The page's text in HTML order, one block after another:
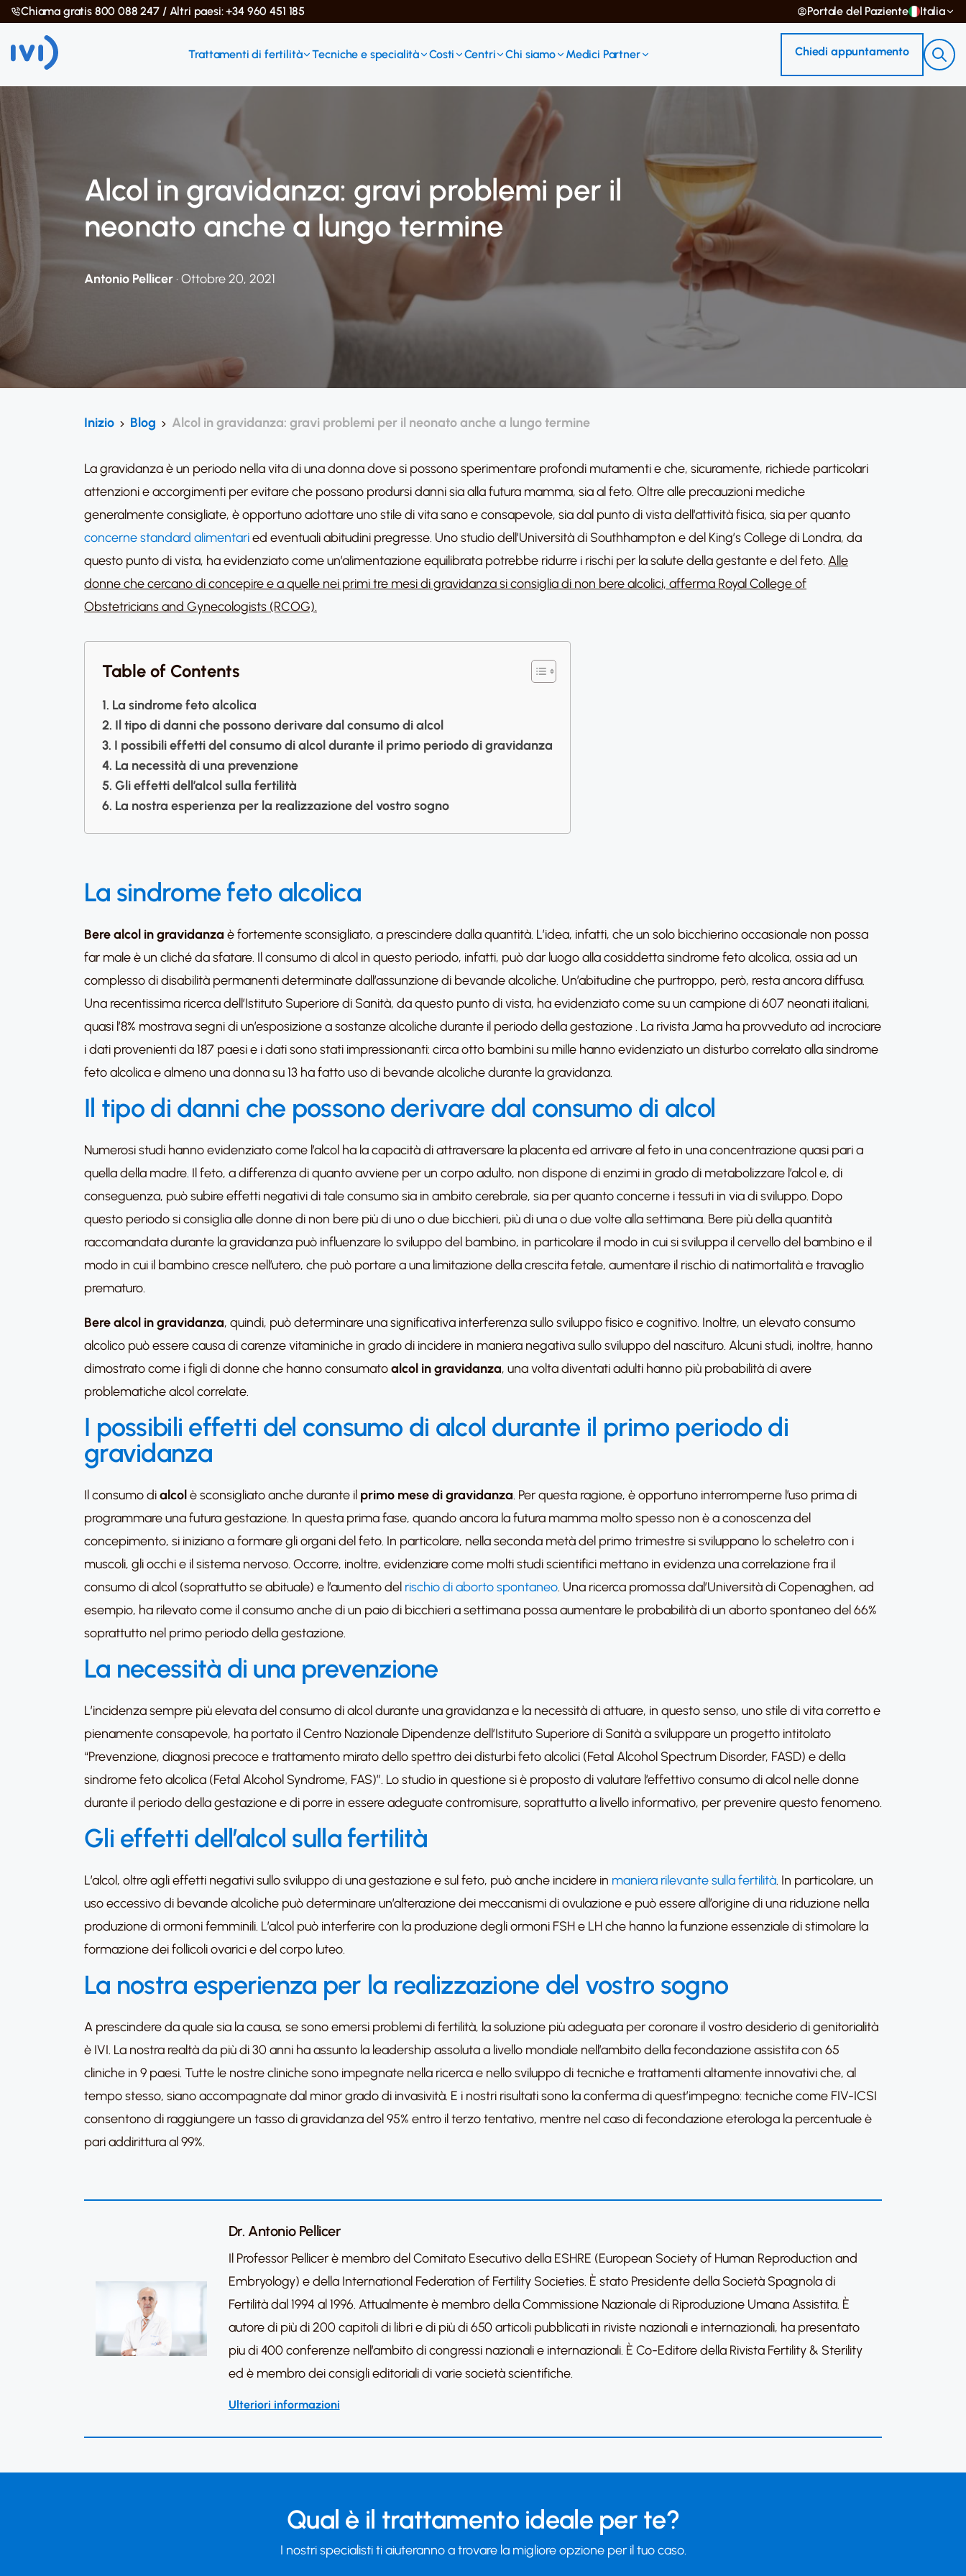
Chiama gratis 800 088 247 / Altri paesi: +34 960 451 185 Portale del Paziente Italia
Trattamenti di fertilità Tecniche e specialità Costi Centri Chi siamo Medici Partner Chiedi appuntamento
Alcol in gravidanza: gravi problemi per il
neonato anche a lungo termine
Antonio Pellicer· Ottobre 20, 2021
Inizio Blog Alcol in gravidanza: gravi problemi per il neonato anche a lungo termine
La gravidanza è un periodo nella vita di una donna dove si possono sperimentare profondi mutamenti e che, sicuramente, richiede particolari
attenzioni e accorgimenti per evitare che possano prodursi danni sia alla futura mamma, sia al feto. Oltre alle precauzioni mediche
generalmente consigliate, è opportuno adottare uno stile di vita sano e consapevole, sia dal punto di vista dell’attività fisica, sia per quanto
concerne standard alimentaried eventuali abitudini pregresse. Uno studio dell’Università di Southhampton e del King’s College di Londra, da
questo punto di vista, ha evidenziato come un’alimentazione equilibrata potrebbe ridurre i rischi per la salute della gestante e del feto. Alle
donne che cercano di concepire e a quelle nei primi tre mesi di gravidanza si consiglia di non bere alcolici, afferma Royal College of
Obstetricians and Gynecologists (RCOG).
Table of Contents
La sindrome feto alcolica
Il tipo di danni che possono derivare dal consumo di alcol
I possibili effetti del consumo di alcol durante il primo periodo di gravidanza
La necessità di una prevenzione
Gli effetti dell’alcol sulla fertilità
La nostra esperienza per la realizzazione del vostro sogno
La sindrome feto alcolica
Bere alcol in gravidanza è fortemente sconsigliato, a prescindere dalla quantità. L’idea, infatti, che un solo bicchierino occasionale non possa
far male è un cliché da sfatare. Il consumo di alcol in questo periodo, infatti, può dar luogo alla cosiddetta sindrome feto alcolica, ossia ad un
complesso di disabilità permanenti determinate dall’assunzione di bevande alcoliche. Un’abitudine che purtroppo, però, resta ancora diffusa.
Una recentissima ricerca dell’Istituto Superiore di Sanità, da questo punto di vista, ha evidenziato come su un campione di 607 neonati italiani,
quasi l’8% mostrava segni di un’esposizione a sostanze alcoliche durante il periodo della gestazione . La rivista Jama ha provveduto ad incrociare
i dati provenienti da 187 paesi e i dati sono stati impressionanti: circa otto bambini su mille hanno evidenziato un disturbo correlato alla sindrome
feto alcolica e almeno una donna su 13 ha fatto uso di bevande alcoliche durante la gravidanza.
Il tipo di danni che possono derivare dal consumo di alcol
Numerosi studi hanno evidenziato come l’alcol ha la capacità di attraversare la placenta ed arrivare al feto in una concentrazione quasi pari a
quella della madre. Il feto, a differenza di quanto avviene per un corpo adulto, non dispone di enzimi in grado di metabolizzare l’alcol e, di
conseguenza, può subire effetti negativi di tale consumo sia in ambito cerebrale, sia per quanto concerne i tessuti in via di sviluppo. Dopo
questo periodo si consiglia alle donne di non bere più di uno o due bicchieri, più di una o due volte alla settimana. Bere più della quantità
raccomandata durante la gravidanza può influenzare lo sviluppo del bambino, in particolare il modo in cui si sviluppa il cervello del bambino e il
modo in cui il bambino cresce nell’utero, che può portare a una limitazione della crescita fetale, aumentare il rischio di natimortalità e travaglio
prematuro.
Bere alcol in gravidanza, quindi, può determinare una significativa interferenza sullo sviluppo fisico e cognitivo. Inoltre, un elevato consumo
alcolico può essere causa di carenze vitaminiche in grado di incidere in maniera negativa sullo sviluppo del nascituro. Alcuni studi, inoltre, hanno
dimostrato come i figli di donne che hanno consumatoalcol in gravidanza, una volta diventati adulti hanno più probabilità di avere
problematiche alcol correlate.
I possibili effetti del consumo di alcol durante il primo periodo di
gravidanza
Il consumo dialcolè sconsigliato anche durante il primo mese di gravidanza. Per questa ragione, è opportuno interromperne l’uso prima di
programmare una futura gestazione. In questa prima fase, quando ancora la futura mamma molto spesso non è a conoscenza del
concepimento, si iniziano a formare gli organi del feto. In particolare, nella seconda metà del primo trimestre si sviluppano lo scheletro con i
muscoli, gli occhi e il sistema nervoso. Occorre, inoltre, evidenziare come molti studi scientifici mettano in evidenza una correlazione fra il
consumo di alcol (soprattutto se abituale) e l’aumento del rischio di aborto spontaneo. Una ricerca promossa dal’Università di Copenaghen, ad
esempio, ha rilevato come il consumo anche di un paio di bicchieri a settimana possa aumentare le probabilità di un aborto spontaneo del 66%
soprattutto nel primo periodo della gestazione.
La necessità di una prevenzione
L’incidenza sempre più elevata del consumo di alcol durante una gravidanza e la necessità di attuare, in questo senso, uno stile di vita corretto e
pienamente consapevole, ha portato il Centro Nazionale Dipendenze dell’Istituto Superiore di Sanità a sviluppare un progetto intitolato
“Prevenzione, diagnosi precoce e trattamento mirato dello spettro dei disturbi feto alcolici (Fetal Alcohol Spectrum Disorder, FASD) e della
sindrome feto alcolica (Fetal Alcohol Syndrome, FAS)”. Lo studio in questione si è proposto di valutare l’effettivo consumo di alcol nelle donne
durante il periodo della gestazione e di porre in essere adeguate contromisure, soprattutto a livello informativo, per prevenire questo fenomeno.
Gli effetti dell’alcol sulla fertilità
L’alcol, oltre agli effetti negativi sullo sviluppo di una gestazione e sul feto, può anche incidere in maniera rilevante sulla fertilità. In particolare, un
uso eccessivo di bevande alcoliche può determinare un’alterazione dei meccanismi di ovulazione e può essere all’origine di una riduzione nella
produzione di ormoni femminili. L’alcol può interferire con la produzione degli ormoni FSH e LH che hanno la funzione essenziale di stimolare la
formazione dei follicoli ovarici e del corpo luteo.
La nostra esperienza per la realizzazione del vostro sogno
A prescindere da quale sia la causa, se sono emersi problemi di fertilità, la soluzione più adeguata per coronare il vostro desiderio di genitorialità
è IVI. La nostra realtà da più di 30 anni ha assunto la leadership assoluta a livello mondiale nell’ambito della fecondazione assistita con 65
cliniche in 9 paesi. Tutte le nostre cliniche sono impegnate nella ricerca e nello sviluppo di tecniche e trattamenti altamente innovativi che, al
tempo stesso, siano accompagnate dal minor grado di invasività. E i nostri risultati sono la conferma di quest’impegno: tecniche come FIV-ICSI
consentono di raggiungere un tasso di gravidanza del 95% entro il terzo tentativo, mentre nel caso di fecondazione eterologa la percentuale è
pari addirittura al 99%.
Dr. Antonio Pellicer
Il Professor Pellicer è membro del Comitato Esecutivo della ESHRE (European Society of Human Reproduction and
Embryology) e della International Federation of Fertility Societies. È stato Presidente della Società Spagnola di
Fertilità dal 1994 al 1996. Attualmente è membro della Commissione Nazionale di Riproduzione Umana Assistita. È
autore di più di 200 capitoli di libri e di più di 650 articoli pubblicati in riviste nazionali e internazionali, ha presentato
piu di 400 conferenze nell’ambito di congressi nazionali e internazionali. È Co-Editore della Rivista Fertility & Sterility
ed è membro dei consigli editoriali di varie società scientifiche.
Ulteriori informazioni
Qual è il trattamento ideale per te?
I nostri specialisti ti aiuteranno a trovare la migliore opzione per il tuo caso.